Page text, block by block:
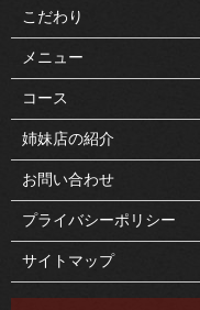
こだわり
メニュー
コース
姉妹店の紹介
お問い合わせ
プライバシーポリシー
サイトマップ